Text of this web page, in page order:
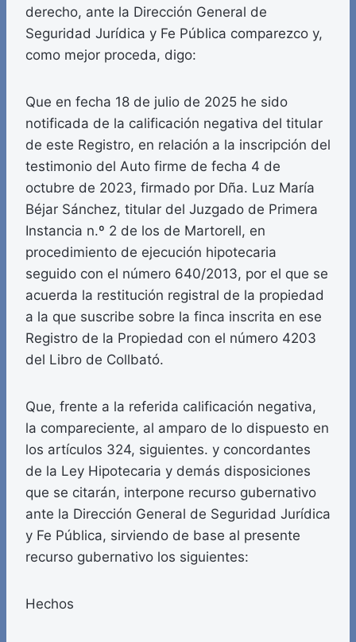
derecho, ante la Dirección General de
Seguridad Jurídica y Fe Pública comparezco y,
como mejor proceda, digo:
Que en fecha 18 de julio de 2025 he sido
notificada de la calificación negativa del titular
de este Registro, en relación a la inscripción del
testimonio del Auto firme de fecha 4 de
octubre de 2023, firmado por Dña. Luz María
Béjar Sánchez, titular del Juzgado de Primera
Instancia n.º 2 de los de Martorell, en
procedimiento de ejecución hipotecaria
seguido con el número 640/2013, por el que se
acuerda la restitución registral de la propiedad
a la que suscribe sobre la finca inscrita en ese
Registro de la Propiedad con el número 4203
del Libro de Collbató.
Que, frente a la referida calificación negativa,
la compareciente, al amparo de lo dispuesto en
los artículos 324, siguientes. y concordantes
de la Ley Hipotecaria y demás disposiciones
que se citarán, interpone recurso gubernativo
ante la Dirección General de Seguridad Jurídica
y Fe Pública, sirviendo de base al presente
recurso gubernativo los siguientes:
Hechos